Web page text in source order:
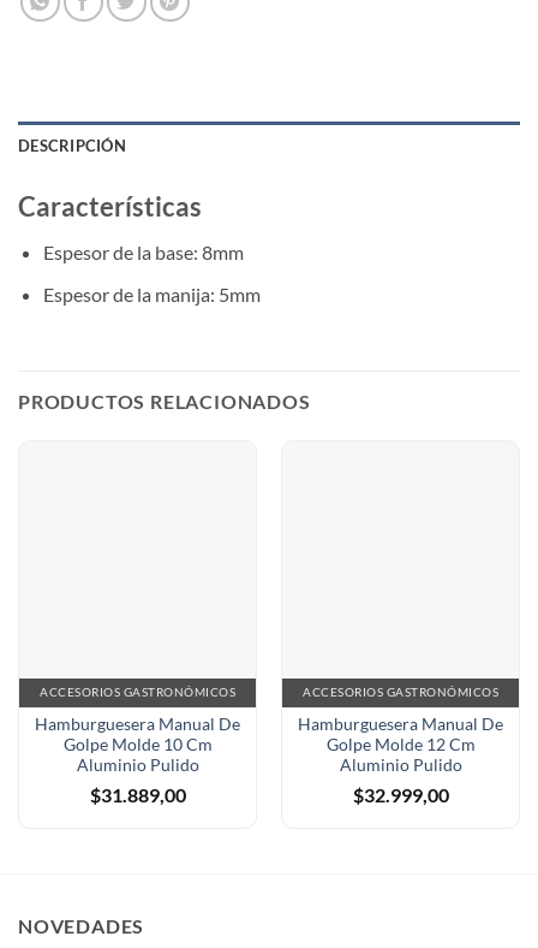
DESCRIPCIÓN
Características
Espesor de la base: 8mm
Espesor de la manija: 5mm
PRODUCTOS RELACIONADOS
ACCESORIOS GASTRONÓMICOS
Hamburguesera Manual De
Golpe Molde 10 Cm
Aluminio Pulido
$31.889,00
ACCESORIOS GASTRONÓMICOS
Hamburguesera Manual De
Golpe Molde 12 Cm
Aluminio Pulido
$32.999,00
NOVEDADES